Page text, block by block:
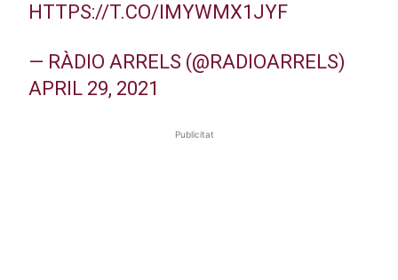
HTTPS://T.CO/IMYWMX1JYF
— RÀDIO ARRELS (@RADIOARRELS)
APRIL 29, 2021
Publicitat